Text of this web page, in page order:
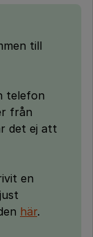
till
telefon
från
det ej att
en
här.